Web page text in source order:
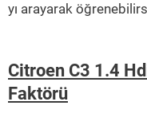
yı arayarak
Citroen C3 1.4
Faktörü